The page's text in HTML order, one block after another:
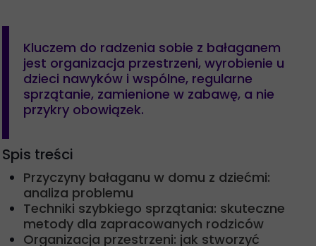
Kluczem do radzenia sobie z bałaganem
jest organizacja przestrzeni, wyrobienie u
dzieci nawyków i wspólne, regularne
sprzątanie, zamienione w zabawę, a nie
przykry obowiązek.
Spis treści
Przyczyny bałaganu w domu z dziećmi:
analiza problemu
Techniki szybkiego sprzątania: skuteczne
metody dla zapracowanych rodziców
Organizacja przestrzeni: jak stworzyć